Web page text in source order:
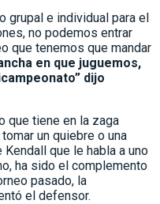
grupal e individual para el
no podemos entrar
que tenemos que mandar
en que juguemos,
dijo
que tiene en la zaga
un quiebre o una
que le habla a uno
ha sido el complemento
pasado, la
el defensor.